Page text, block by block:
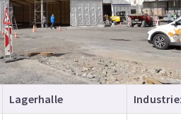
Scrollen
Lagerhalle